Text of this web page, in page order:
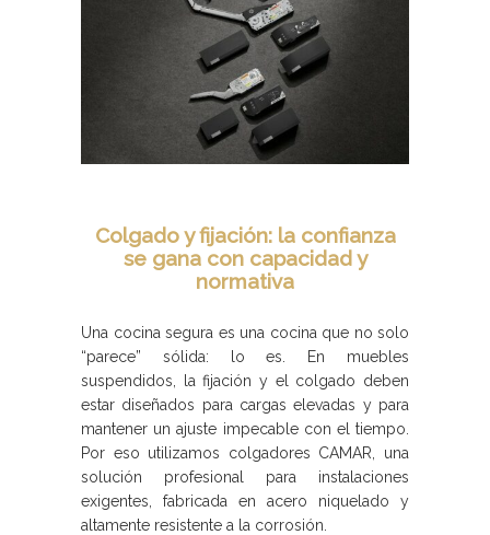
Colgado y fijación: la confianza
se gana con capacidad y
normativa
Una cocina segura es una cocina que no solo
“parece” sólida: lo es. En muebles
suspendidos, la fijación y el colgado deben
estar diseñados para cargas elevadas y para
mantener un ajuste impecable con el tiempo.
Por eso utilizamos colgadores CAMAR, una
solución profesional para instalaciones
exigentes, fabricada en acero niquelado y
altamente resistente a la corrosión.